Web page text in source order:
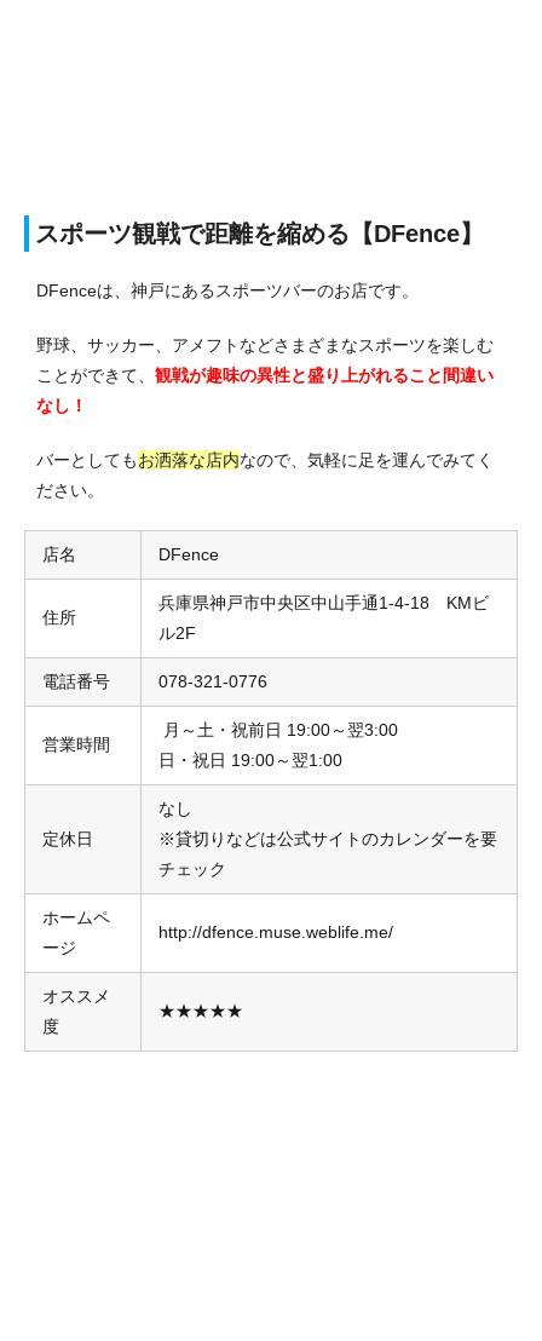
スポーツ観戦で距離を縮める【DFence】
DFenceは、神戸にあるスポーツバーのお店です。
野球、サッカー、アメフトなどさまざまなスポーツを楽しむ
ことができて、 観戦が趣味の異性と盛り上がれること間違い
なし！
バーとしてもお洒落な店内なので、気軽に足を運んでみてく
ださい。
店名 DFence
住所
兵庫県神戸市中央区中山手通1-4-18 KMビ
ル2F
電話番号 078‐321‐0776
営業時間
月～土・祝前日 19:00～翌3:00
日・祝日 19:00～翌1:00
定休日
なし
※貸切りなどは公式サイトのカレンダーを要
チェック
ホームペ
ージ
http://dfence.muse.weblife.me/
オススメ
度
★★★★★